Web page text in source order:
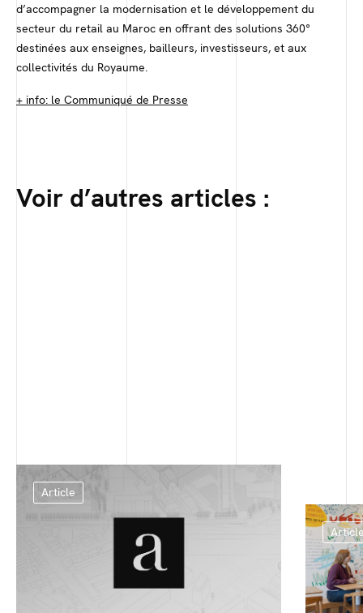
d’accompagner la modernisation et le développement du
secteur du retail au Maroc en offrant des solutions 360°
destinées aux enseignes, bailleurs, investisseurs, et aux
collectivités du Royaume.
+ info: le Communiqué de Presse
Voir d’autres articles :
Article